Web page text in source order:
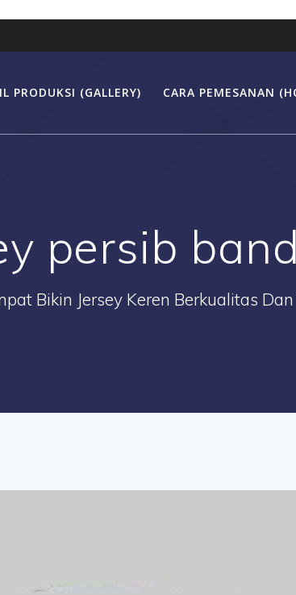
PRODUKSI (GALLERY) CARA PEMESANAN
persib
Bikin Jersey Keren Berkualitas